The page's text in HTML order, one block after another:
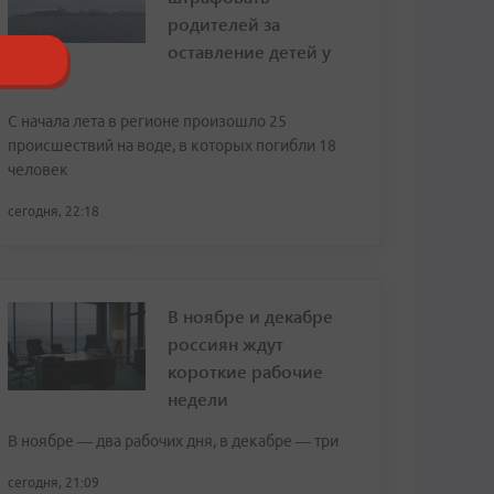
родителей за
оставление детей у
С начала лета в регионе произошло 25
происшествий на воде, в которых погибли 18
человек
сегодня, 22:18
В ноябре и декабре
россиян ждут
короткие рабочие
недели
В ноябре — два рабочих дня, в декабре — три
сегодня, 21:09